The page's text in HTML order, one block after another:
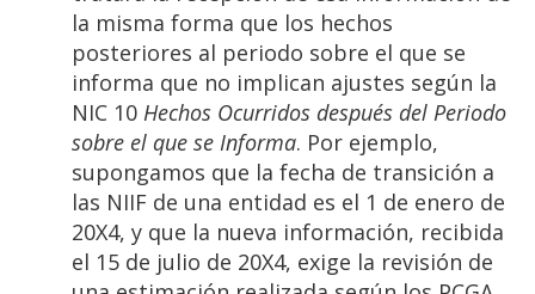
la misma forma que los hechos
posteriores al periodo sobre el que se
informa que no implican ajustes según la
NIC 10 Hechos Ocurridos después del Periodo
sobre el que se Informa. Por ejemplo,
supongamos que la fecha de transición a
las NIIF de una entidad es el 1 de enero de
20X4, y que la nueva información, recibida
el 15 de julio de 20X4, exige la revisión de